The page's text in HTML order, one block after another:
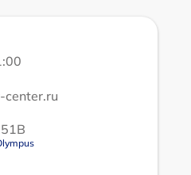
center.ru